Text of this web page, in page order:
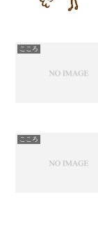
こころ
こころ